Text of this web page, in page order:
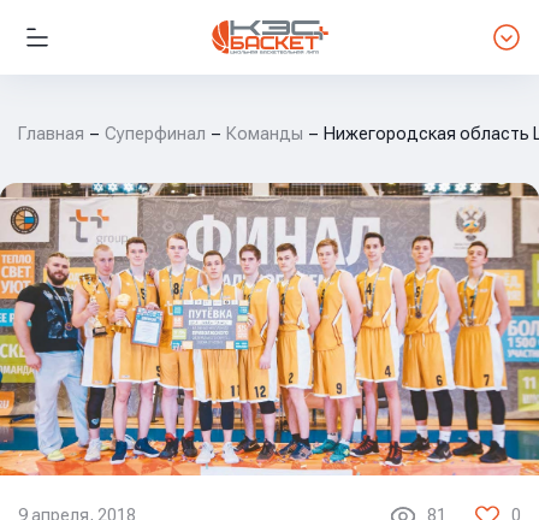
Главная Суперфинал Команды Нижегородская область
9 апреля, 2018 81 0